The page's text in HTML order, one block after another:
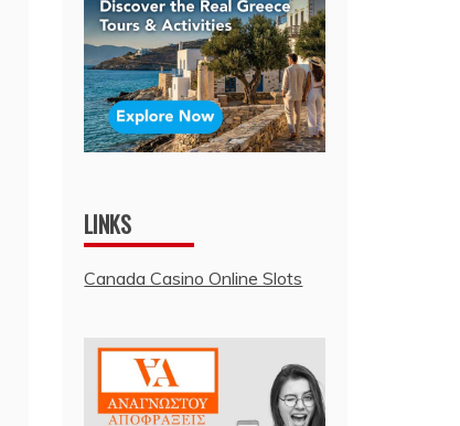
LINKS
Canada Casino Online Slots